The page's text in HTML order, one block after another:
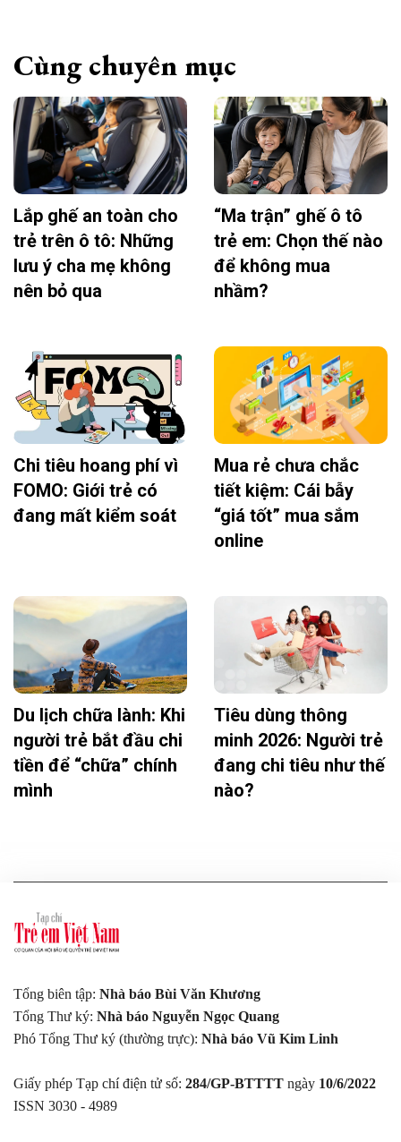
Cùng chuyên mục
Lắp ghế an toàn cho
trẻ trên ô tô: Những
lưu ý cha mẹ không
nên bỏ qua
“Ma trận” ghế ô tô
trẻ em: Chọn thế nào
để không mua
nhầm?
Chi tiêu hoang phí vì
FOMO: Giới trẻ có
đang mất kiểm soát
Mua rẻ chưa chắc
tiết kiệm: Cái bẫy
“giá tốt” mua sắm
online
Du lịch chữa lành: Khi
người trẻ bắt đầu chi
tiền để “chữa” chính
mình
Tiêu dùng thông
minh 2026: Người trẻ
đang chi tiêu như thế
nào?
Tổng biên tập: Nhà báo Bùi Văn Khương
Tổng Thư ký: Nhà báo Nguyễn Ngọc Quang
Phó Tổng Thư ký (thường trực): Nhà báo Vũ Kim Linh
Giấy phép Tạp chí điện tử số: 284/GP-BTTTT ngày 10/6/2022
ISSN 3030 - 4989